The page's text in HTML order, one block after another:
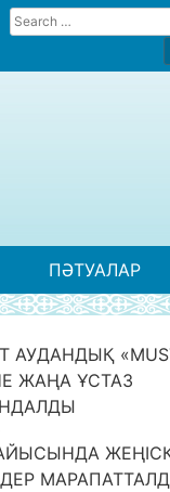
ПӘТУАЛАР
ЖАҢА ҰСТАЗ